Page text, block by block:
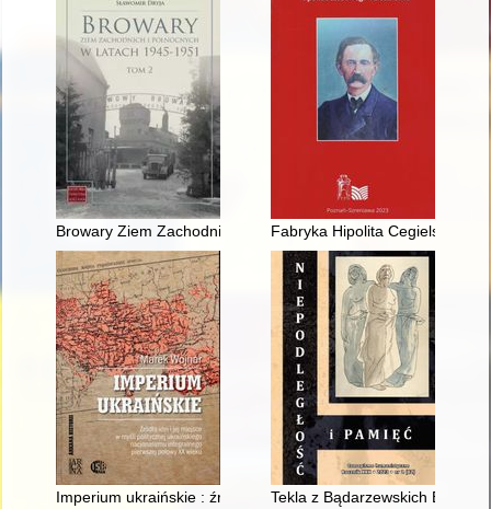
Browary Ziem Zachodnich i Północnych w latach 1945-1951.
Fabryka Hipolita Cegielskiego
Imperium ukraińskie : źródła idei i jej miejsce w myśli
Tekla z Bądarzewskich